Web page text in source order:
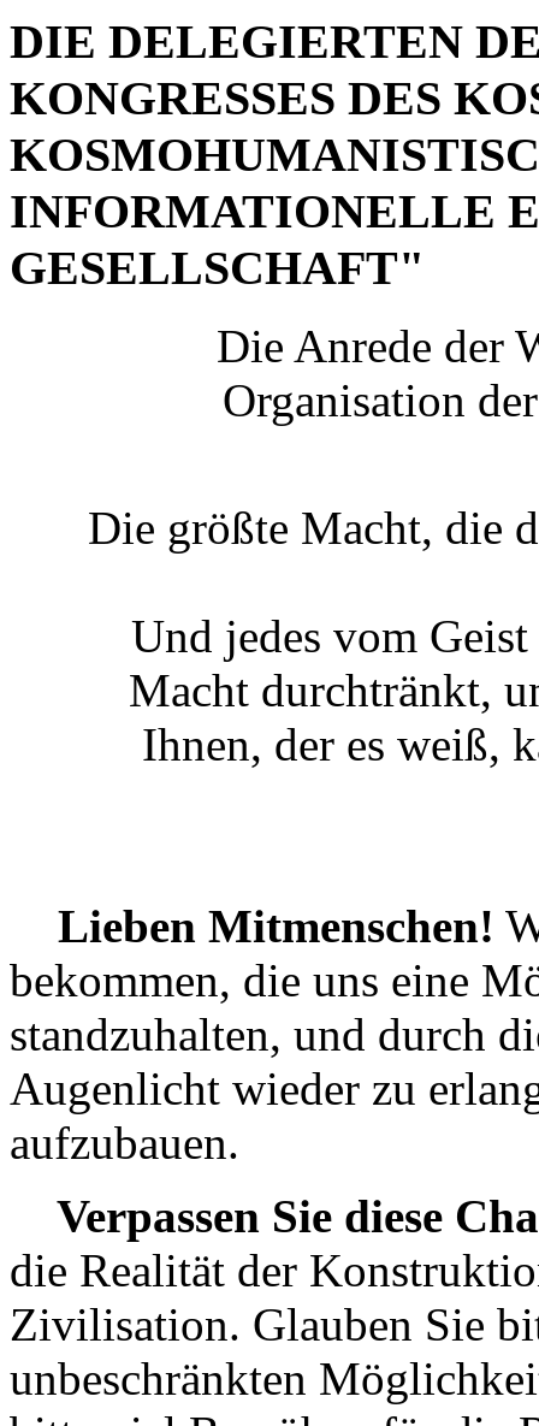
DIE DELEGIERTEN
KONGRESSES DES
INFORMATIONELLE
GESELLSCHAFT"
Die Anrede der
Organisation
Die größte Macht, die
Und jedes vom
Macht durchtränkt,
Ihnen, der es weiß,
Lieben Mitmenschen!
bekommen, die uns eine
standzuhalten, und durch
Augenlicht wieder zu
aufzubauen.
Verpassen Sie diese
die Realität der
Zivilisation. Glauben Sie
unbeschränkten